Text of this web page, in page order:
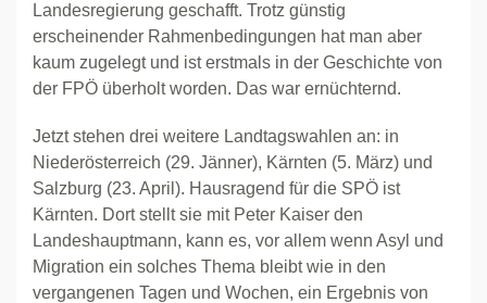
Landesregierung geschafft. Trotz günstig
erscheinender Rahmenbedingungen hat man aber
kaum zugelegt und ist erstmals in der Geschichte von
der FPÖ überholt worden. Das war ernüchternd.
Jetzt stehen drei weitere Landtagswahlen an: in
Niederösterreich (29. Jänner), Kärnten (5. März) und
Salzburg (23. April). Hausragend für die SPÖ ist
Kärnten. Dort stellt sie mit Peter Kaiser den
Landeshauptmann, kann es, vor allem wenn Asyl und
Migration ein solches Thema bleibt wie in den
vergangenen Tagen und Wochen, ein Ergebnis von